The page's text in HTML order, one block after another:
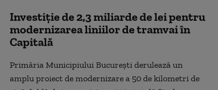
Investiție de 2,3 miliarde de lei pentru
modernizarea liniilor de tramvai în
Capitală
Primăria Municipiului București derulează un
amplu proiect de modernizare a 50 de kilometri de